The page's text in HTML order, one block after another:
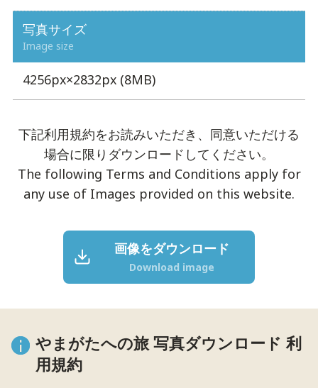
写真サイズ
Image size
4256px×2832px (8MB)
下記利用規約をお読みいただき、同意いただける
場合に限りダウンロードしてください。
The following Terms and Conditions apply for
any use of Images provided on this website.
画像をダウンロード
Download image
やまがたへの旅 写真ダウンロード 利
用規約